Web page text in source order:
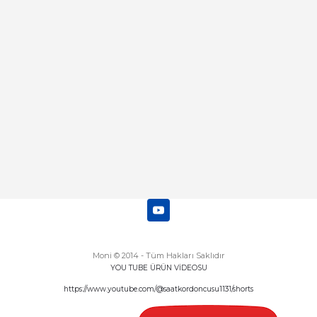
Moni © 2014 - Tüm Hakları Saklıdır
YOU TUBE ÜRÜN VİDEOSU
https://www.youtube.com/@saatkordoncusu1131/shorts